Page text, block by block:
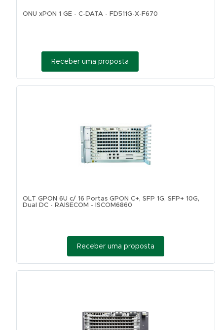
ONU xPON 1 GE - C-DATA - FD511G-X-F670
Receber uma proposta
OLT GPON 6U c/ 16 Portas GPON C+, SFP 1G, SFP+ 10G,
Dual DC - RAISECOM - ISCOM6860
Receber uma proposta